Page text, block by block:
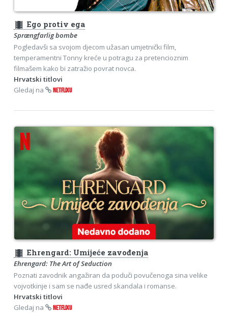
theaters Ego protiv ega
Sprængfarlig bombe
Pogledavši sa svojom djecom užasan umjetnički film,
temperamentni Tonny kreće u potragu za pretencioznim
filmašem kako bi zatražio povrat novca.
Hrvatski titlovi
Gledaj na
NETFLIXU
theaters Ehrengard: Umijeće zavođenja
Ehrengard: The Art of Seduction
Poznati zavodnik angažiran da poduči povučenoga sina velike
vojvotkinje i sam se nađe usred skandala i romanse.
Hrvatski titlovi
Gledaj na
NETFLIXU